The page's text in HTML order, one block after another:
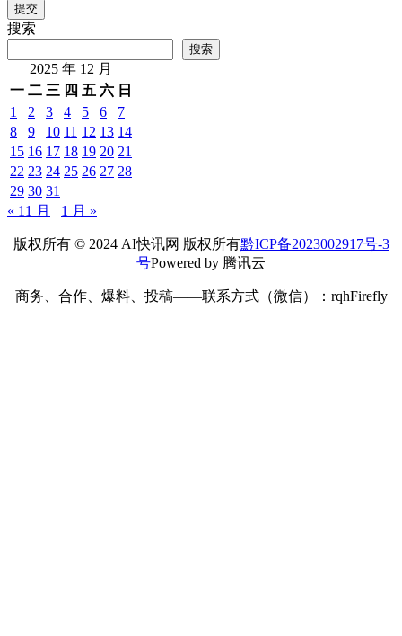
提交
搜索
搜索
2025 年 12 月
一 二 三 四 五 六 日
1
2 3 4 5 6
7
8
9 10 11 12 13 14
15 16 17 18 19 20 21
22 23 24 25 26 27 28
29 30 31
« 11 月
1 月 »
版权所有 © 2024 AI快讯网 版权所有黔ICP备2023002917号-3
号Powered by 腾讯云
商务、合作、爆料、投稿——联系方式（微信）：rqhFirefly